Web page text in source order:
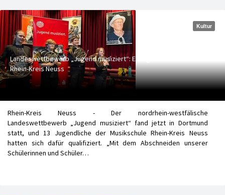
Kultur
Landeswettbewerb „Jugend musiziert“: Erfolge für Musikschule
Rhein-Kreis Neuss
Rhein-Kreis Neuss - Der nordrhein-westfälische
Landeswettbewerb „Jugend musiziert“ fand jetzt in Dortmund
statt, und 13 Jugendliche der Musikschule Rhein-Kreis Neuss
hatten sich dafür qualifiziert. „Mit dem Abschneiden unserer
Schülerinnen und Schüler…